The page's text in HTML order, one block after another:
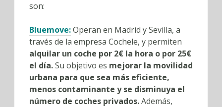
son:
Bluemove:Operan en Madrid y Sevilla, a
través de la empresa Cochele, y permiten
alquilar un coche por 2€ la hora o por 25€
el día.Su objetivo es mejorar la movilidad
urbana para que sea más eficiente,
menos contaminante y se disminuya el
número de coches privados.Además,